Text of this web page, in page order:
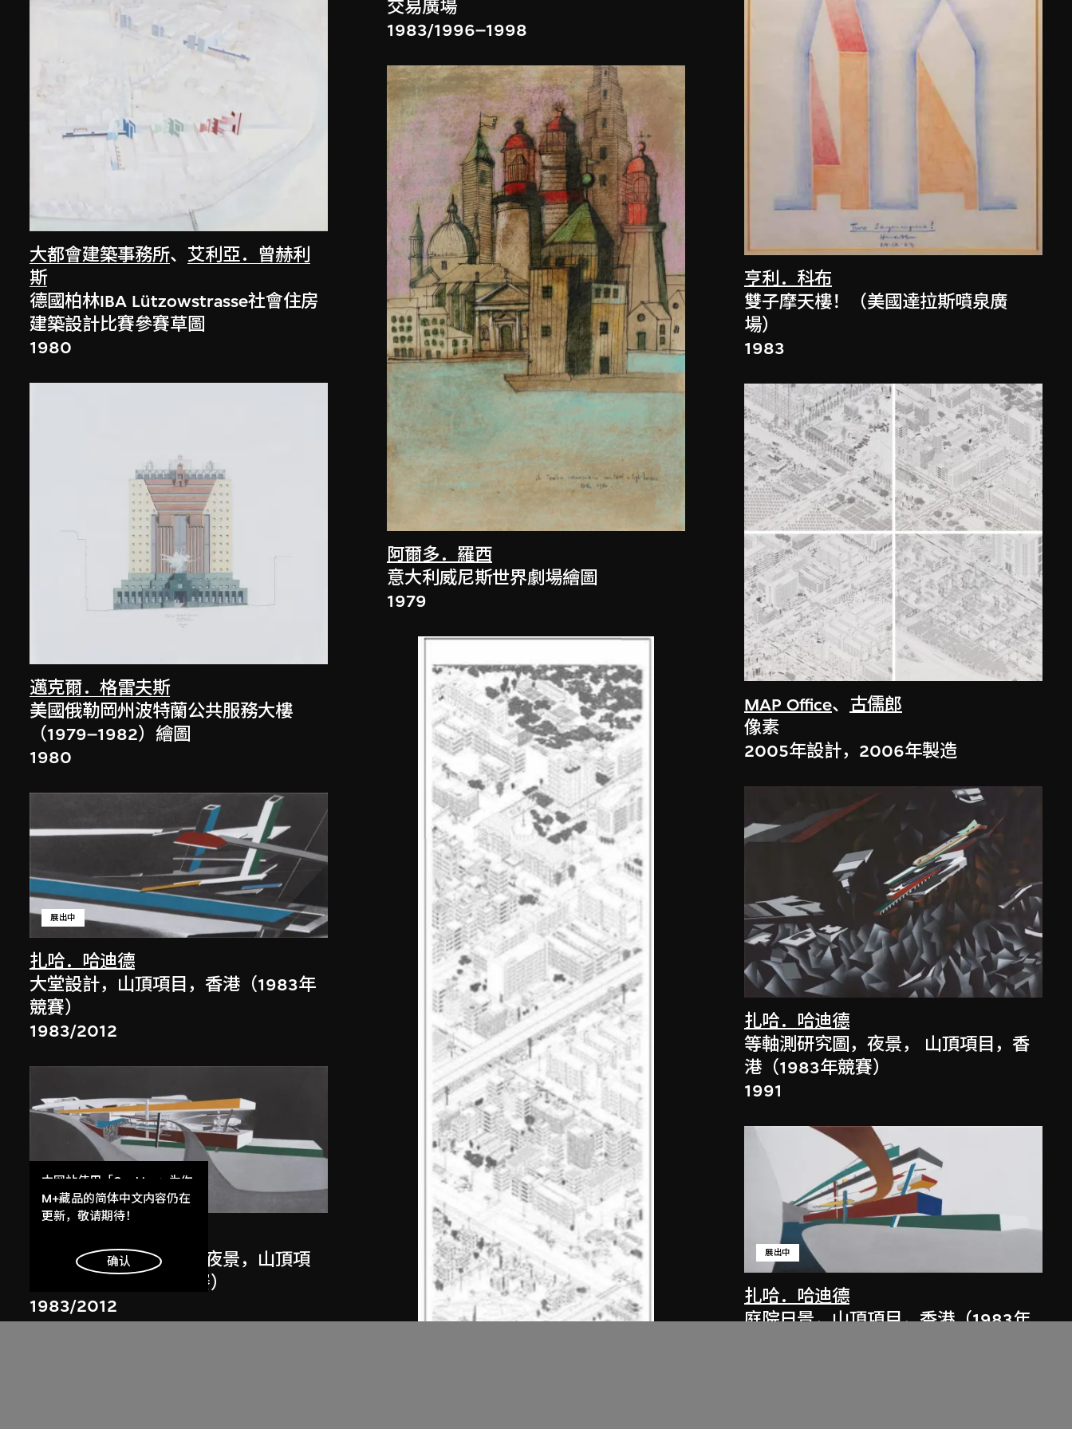
大都會建築事務所、艾利亞．曾赫利
斯
德國柏林IBA Lützowstrasse社會住房
建築設計比賽參賽草圖
1980
邁克爾．格雷夫斯
美國俄勒岡州波特蘭公共服務大樓
（1979–1982）繪圖
1980
扎哈．哈迪德
展出中
大堂設計，山頂項目，香港（1983年
競賽）
1983/2012
展出中
斜坡入口／坡度入口，夜景，山頂項
目，香港（1983年競賽）
1983/2012
交易廣場
1983/1996–1998
阿爾多．羅西
意大利威尼斯世界劇場繪圖
1979
亨利．科布
雙子摩天樓！（美國達拉斯噴泉廣
場）
1983
MAP Office、 古儒郎
像素
2005年設計，2006年製造
扎哈．哈迪德
等軸測研究圖，夜景， 山頂項目，香
港（1983年競賽）
1991
扎哈．哈迪德
展出中
庭院日景，山頂項目，香港（1983年
本网站使用「Cookies」为你
提供最好的网站体验。
了解更多
明白
M+藏品的简体中文内容仍在
更新，敬请期待！
确认